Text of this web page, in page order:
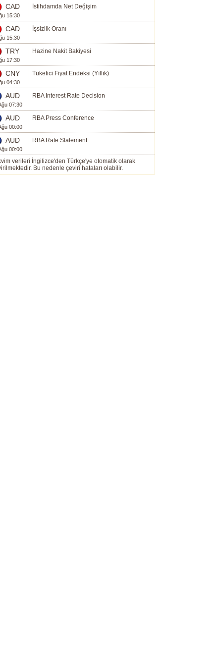
CAD
15:30
İstihdamda Net Değişim
CAD
15:30
İşsizlik Oranı
TRY
17:30
Hazine Nakit Bakiyesi
CNY
04:30
Tüketici Fiyat Endeksi (Yıllık)
AUD
07:30
RBA Interest Rate Decision
AUD
00:00
RBA Press Conference
AUD
00:00
RBA Rate Statement
verileri İngilizce'den Türkçe'ye otomatik olarak
Bu nedenle çeviri hataları olabilir.